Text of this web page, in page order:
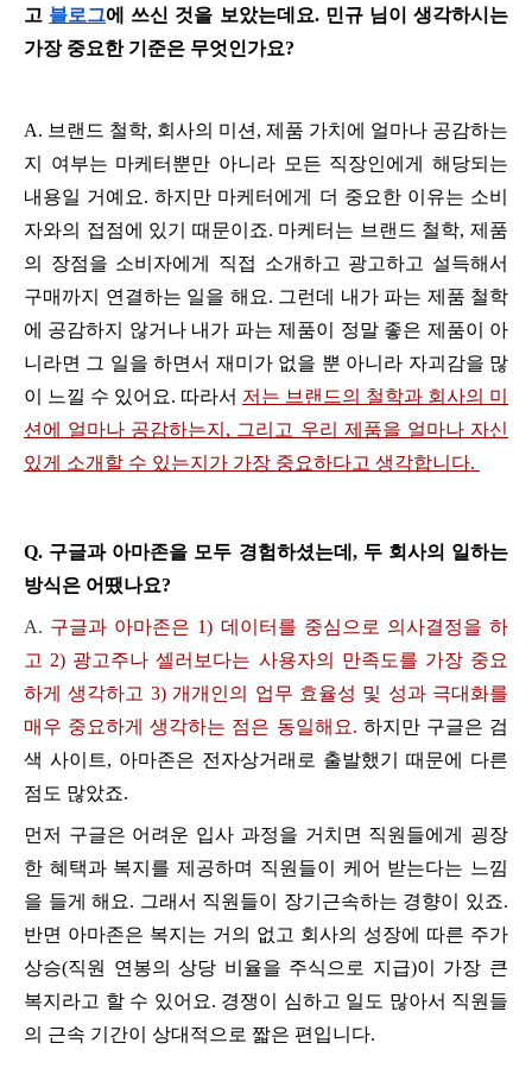
고 블로그에 쓰신 것을 보았는데요. 민규 님이 생각하시는
가장 중요한 기준은 무엇인가요?
A. 브랜드 철학, 회사의 미션, 제품 가치에 얼마나 공감하는
지 여부는 마케터뿐만 아니라 모든 직장인에게 해당되는
내용일 거예요. 하지만 마케터에게 더 중요한 이유는 소비
자와의 접점에 있기 때문이죠. 마케터는 브랜드 철학, 제품
의 장점을 소비자에게 직접 소개하고 광고하고 설득해서
구매까지 연결하는 일을 해요. 그런데 내가 파는 제품 철학
에 공감하지 않거나 내가 파는 제품이 정말 좋은 제품이 아
니라면 그 일을 하면서 재미가 없을 뿐 아니라 자괴감을 많
이 느낄 수 있어요. 따라서 저는 브랜드의 철학과 회사의 미
션에 얼마나 공감하는지, 그리고 우리 제품을 얼마나 자신
있게 소개할 수 있는지가 가장 중요하다고 생각합니다.
Q. 구글과 아마존을 모두 경험하셨는데, 두 회사의 일하는
방식은 어땠나요?
A. 구글과 아마존은 1) 데이터를 중심으로 의사결정을 하
고 2) 광고주나 셀러보다는 사용자의 만족도를 가장 중요
하게 생각하고 3) 개개인의 업무 효율성 및 성과 극대화를
매우 중요하게 생각하는 점은 동일해요. 하지만 구글은 검
색 사이트, 아마존은 전자상거래로 출발했기 때문에 다른
점도 많았죠.
먼저 구글은 어려운 입사 과정을 거치면 직원들에게 굉장
한 혜택과 복지를 제공하며 직원들이 케어 받는다는 느낌
을 들게 해요. 그래서 직원들이 장기근속하는 경향이 있죠.
반면 아마존은 복지는 거의 없고 회사의 성장에 따른 주가
상승(직원 연봉의 상당 비율을 주식으로 지급)이 가장 큰
복지라고 할 수 있어요. 경쟁이 심하고 일도 많아서 직원들
의 근속 기간이 상대적으로 짧은 편입니다.